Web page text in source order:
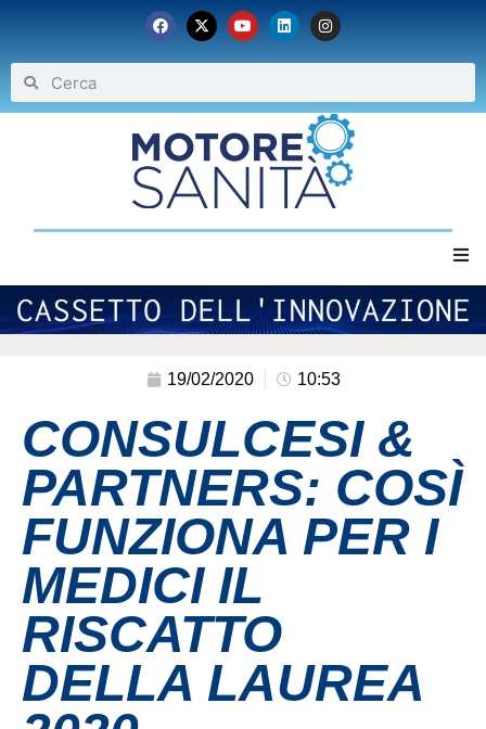
Home
Eventi
Archivio
Contatti
Grandi eventi
Ospedale Virtuale
MotoRare
19/02/2020 10:53
CONSULCESI &
PARTNERS: COSÌ
FUNZIONA PER I
MEDICI IL
RISCATTO
DELLA LAUREA